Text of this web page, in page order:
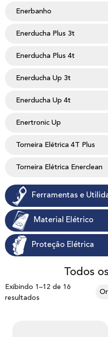
Enerbanho
Enerducha Plus 3t
Enerducha Plus 4t
Enerducha Up 3t
Enerducha Up 4t
Enertronic Up
Torneira Elétrica 4T Plus
Torneira Elétrica Enerclean
Ferramentas e
Material Elétrico
Proteção Elétrica
Exibindo 1–12 de 16
resultados
Todos